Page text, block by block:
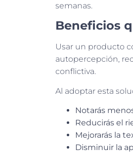
semanas.
Beneficios
Usar un producto
autopercepción,
conflictiva.
Al adoptar esta
Notarás
Reducirás el
Mejorarás la
Disminuir la